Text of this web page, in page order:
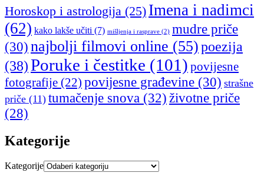
Horoskop i astrologija (25) Imena i nadimci
(62) kako lakše učiti (7) mišljenja i rasprave (2) mudre priče
(30) najbolji filmovi online (55)poezija
(38)Poruke i čestitke (101) povijesne
fotografije (22) povijesne građevine (30) strašne
priče (11) tumačenje snova (32) životne priče
(28)
Kategorije
Kategorije